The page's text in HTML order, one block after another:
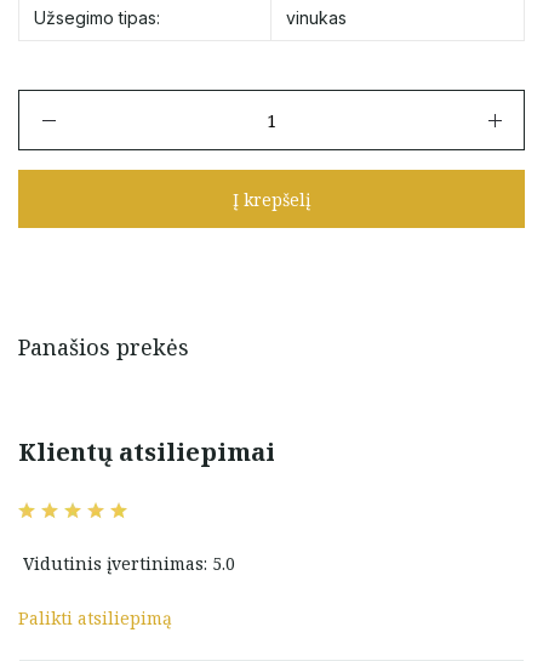
Užsegimo tipas: vinukas
Auksiniai
perlu
Į krepšelį
Panašios prekės
Klientų atsiliepimai
Vidutinis įvertinimas: 5.0
Palikti atsiliepimą